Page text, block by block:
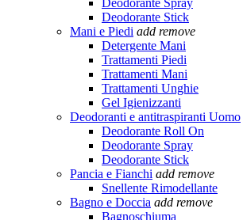
Deodorante Spray
Deodorante Stick
Mani e Piedi add remove
Detergente Mani
Trattamenti Piedi
Trattamenti Mani
Trattamenti Unghie
Gel Igienizzanti
Deodoranti e antitraspiranti Uomo
Deodorante Roll On
Deodorante Spray
Deodorante Stick
Pancia e Fianchi add remove
Snellente Rimodellante
Bagno e Doccia add remove
Bagnoschiuma